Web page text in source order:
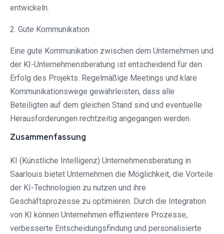
entwickeln.
2. Gute Kommunikation
Eine gute Kommunikation zwischen dem Unternehmen und
der KI-Unternehmensberatung ist entscheidend für den
Erfolg des Projekts. Regelmäßige Meetings und klare
Kommunikationswege gewährleisten, dass alle
Beteiligten auf dem gleichen Stand sind und eventuelle
Herausforderungen rechtzeitig angegangen werden.
Zusammenfassung
KI (Künstliche Intelligenz) Unternehmensberatung in
Saarlouis bietet Unternehmen die Möglichkeit, die Vorteile
der KI-Technologien zu nutzen und ihre
Geschäftsprozesse zu optimieren. Durch die Integration
von KI können Unternehmen effizientere Prozesse,
verbesserte Entscheidungsfindung und personalisierte